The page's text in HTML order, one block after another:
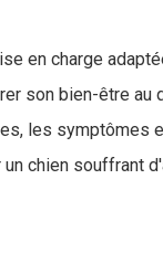
en charge
son bien-être au
les symptômes
chien souffrant